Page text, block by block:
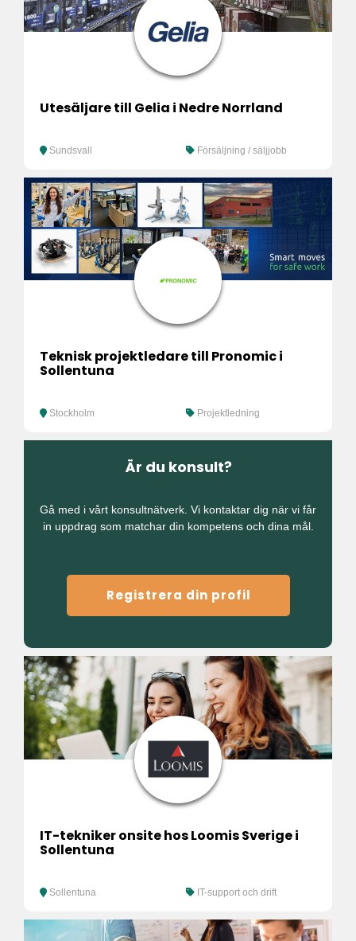
Utesäljare till Gelia i Nedre Norrland
Sundsvall Försäljning / säljjobb
Teknisk projektledare till Pronomic i
Sollentuna
Stockholm Projektledning
Är du konsult?
Gå med i vårt konsultnätverk. Vi kontaktar dig när vi får
in uppdrag som matchar din kompetens och dina mål.
Registrera din profil
IT-tekniker onsite hos Loomis Sverige i
Sollentuna
Sollentuna IT-support och drift